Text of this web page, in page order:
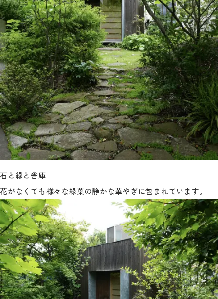
石と緑と舎庫
花がなくても様々な緑葉の静かな華やぎに包まれています。